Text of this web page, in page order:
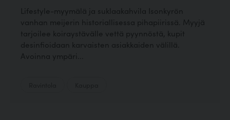
Lifestyle-myymälä ja suklaakahvila Isonkyrön
vanhan meijerin historiallisessa pihapiirissä. Myyjä
tarjoilee koiraystävälle vettä pyynnöstä, kupit
desinfioidaan karvaisten asiakkaiden välillä.
Avoinna ympäri...